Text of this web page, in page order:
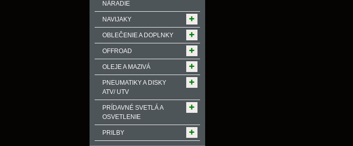
NÁRADIE
NAVIJAKY
OBLEČENIE A DOPLNKY
OFFROAD
OLEJE A MAZIVÁ
PNEUMATIKY A DISKY
ATV/ UTV
PRÍDAVNÉ SVETLÁ A
OSVETLENIE
PRILBY